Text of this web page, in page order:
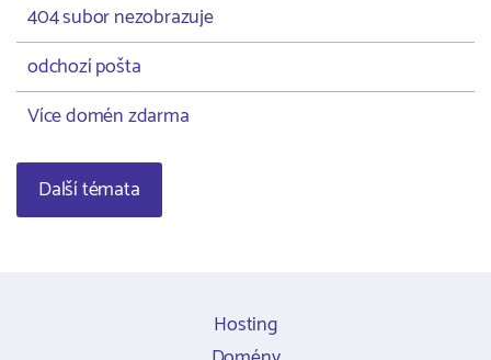
404 subor nezobrazuje
odchozí pošta
Více domén zdarma
Další témata
Hosting